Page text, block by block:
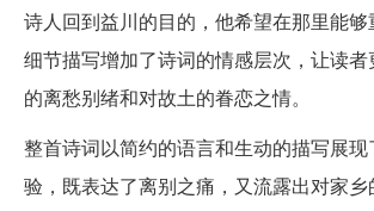
诗人回到益川的目的，他希望在那里能
细节描写增加了诗词的情感层次，让读者
的离愁别绪和对故土的眷恋之情。
整首诗词以简约的语言和生动的描写展
验，既表达了离别之痛，又流露出对家